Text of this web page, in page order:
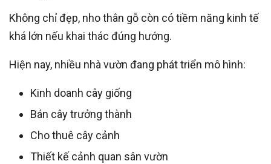
Không chỉ đẹp, nho thân gỗ còn có tiềm năng kinh tế
khá lớn nếu khai thác đúng hướng.
Hiện nay, nhiều nhà vườn đang phát triển mô hình:
Kinh doanh cây giống
Bán cây trưởng thành
Cho thuê cây cảnh
Thiết kế cảnh quan sân vườn